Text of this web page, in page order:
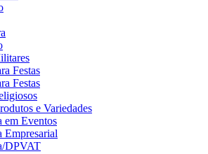
Festas
Festas
e Variedades
em Eventos
Empresarial
DPVAT